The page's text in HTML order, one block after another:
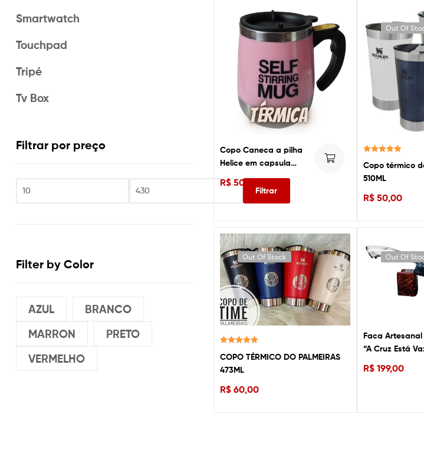
Copo Caneca a pilha
Helice em capsula
magnético 350ml
R$ 50,00
Out Of
5.00de 5
Copo térmico
510ML
R$50,00
Out Of Stock
5.00de 5
COPO TÉRMICO DO PALMEIRAS
473ML
R$ 60,00
Out Of
Faca Artesanal
“A Cruz Está
Ressuscitou”
R$199,00
Smartwatch
Touchpad
Tripé
Tv Box
Filtrar por preço
Filtrar
Filter by Color
AZUL
BRANCO
MARRON
PRETO
VERMELHO